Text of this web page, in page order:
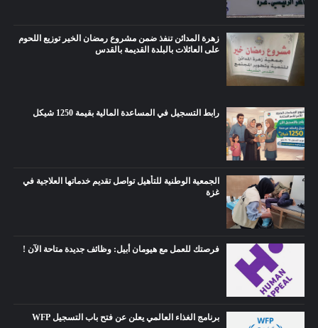
زهرة المدائن تنفذ ضمن مشروع رمضان الخير توزيع اللحوم
على العائلات بالبلدة القديمة بالقدس
رابط التسجيل في المساعدة المالية بقيمة 1250 شيكل
الجمعية الوطنية للتأهيل تواصل تقديم خدماتها العلاجية في
غزة
فرصتك للعمل مع هيومان أبيل: وظائف جديدة متاحة الآن !
برنامج الغذاء العالمي يعلن عن فتح باب التسجيل WFP